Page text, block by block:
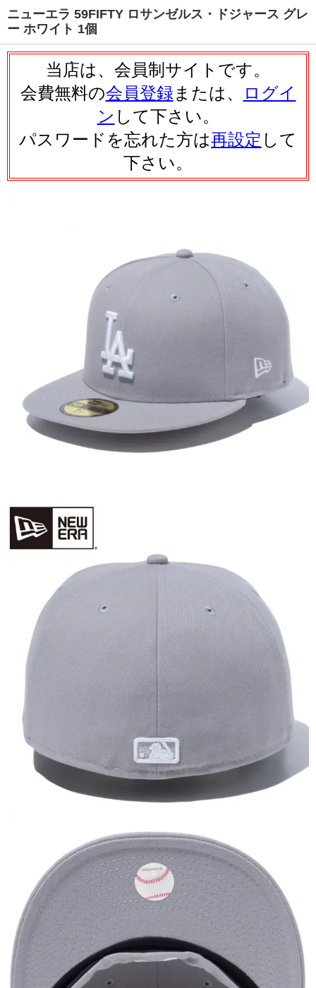
ニューエラ 59FIFTY ロサンゼルス・ドジャース グレ
ー ホワイト 1個
当店は、会員制サイトです。
会費無料の会員登録または、
ログイ
ン して下さい。
パスワードを忘れた方は再設定 して
下さい。